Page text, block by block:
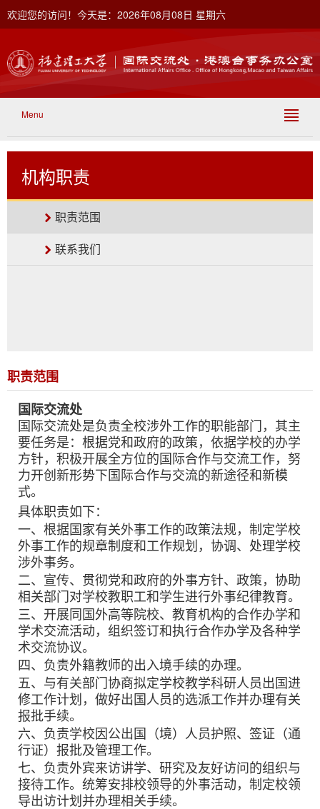
欢迎您的访问！今天是：2026年08月08日 星期六
Menu
机构职责
职责范围
联系我们
职责范围
国际交流处
国际交流处是负责全校涉外工作的职能部门，其主
要任务是：根据党和政府的政策，依据学校的办学
方针，积极开展全方位的国际合作与交流工作，努
力开创新形势下国际合作与交流的新途径和新模
式。
具体职责如下：
一、根据国家有关外事工作的政策法规，制定学校
外事工作的规章制度和工作规划，协调、处理学校
涉外事务。
二、宣传、贯彻党和政府的外事方针、政策，协助
相关部门对学校教职工和学生进行外事纪律教育。
三、开展同国外高等院校、教育机构的合作办学和
学术交流活动，组织签订和执行合作办学及各种学
术交流协议。
四、负责外籍教师的出入境手续的办理。
五、与有关部门协商拟定学校教学科研人员出国进
修工作计划，做好出国人员的选派工作并办理有关
报批手续。
六、负责学校因公出国（境）人员护照、签证（通
行证）报批及管理工作。
七、负责外宾来访讲学、研究及友好访问的组织与
接待工作。统筹安排校领导的外事活动，制定校领
导出访计划并办理相关手续。